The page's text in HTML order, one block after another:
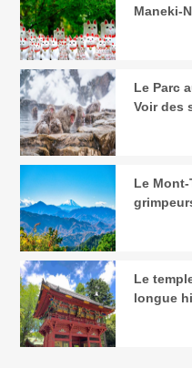
Maneki-
Le Parc
Voir des
Le
Le
longue